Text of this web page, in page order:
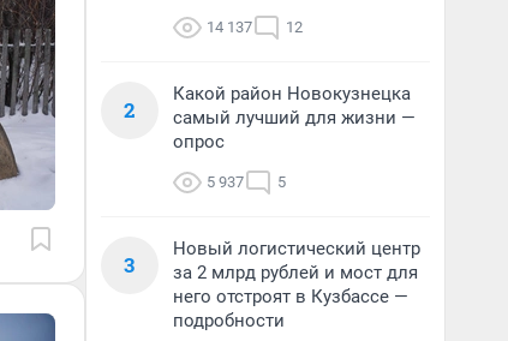
14 137 12
2
Какой район Новокузнецка
самый лучший для жизни —
опрос
5 937 5
3
Новый логистический центр
за 2 млрд рублей и мост для
него отстроят в Кузбассе —
подробности